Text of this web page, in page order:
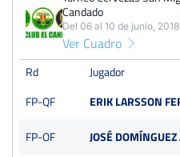
Torneo Cervezas San
Del 06 al 10 de junio, 2018
Cuartos
125 Puntos
Del 01 al 06 de agosto, 2017
Candado
Del 06 al 10 de junio, 2018
Ver Cuadro
Rd Jugador
FP-QF
ERIK LARSSON
FP-OF
JOSÉ